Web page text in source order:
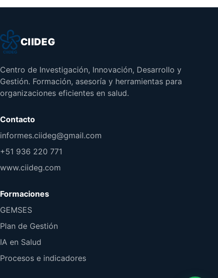
CIIDEG
Centro de Investigación, Innovación, Desarrollo y
Gestión. Formación, asesoría y herramientas para
organizaciones eficientes en salud.
Contacto
informes.ciideg@gmail.com
+51 936 220 771
www.ciideg.com
Formaciones
GEMSES
Plan de Gestión
IA en Salud
Procesos e indicadores